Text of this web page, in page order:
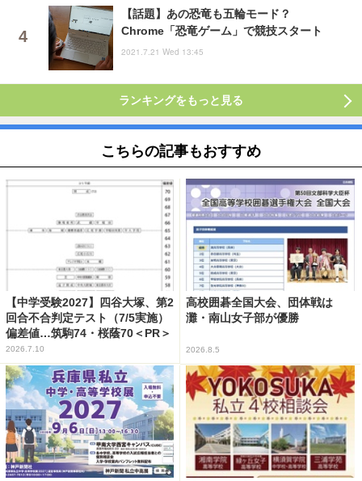
【話題】あの恐竜も五輪モード？
Chrome「恐竜ゲーム」で競技スタート
2021.7.21 Wed 13:45
ランキングをもっと見る
こちらの記事もおすすめ
【中学受験2027】四谷大塚、第2
回合不合判定テスト（7/5実施）
偏差値…筑駒74・桜蔭70＜PR＞
2026.7.10
高校囲碁全国大会、団体戦は
灘・南山女子部が優勝
2026.8.5